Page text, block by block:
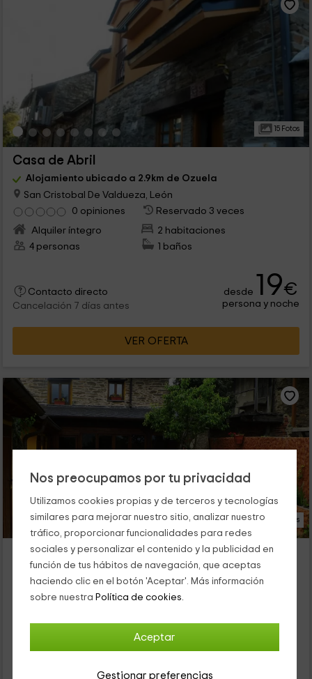
Nos preocupamos por tu privacidad
Utilizamos cookies propias y de terceros y tecnologías
similares para mejorar nuestro sitio, analizar nuestro
tráfico, proporcionar funcionalidades para redes
sociales y personalizar el contenido y la publicidad en
función de tus hábitos de navegación, que aceptas
haciendo clic en el botón 'Aceptar'. Más información
sobre nuestra Política de cookies.
Aceptar
Gestionar preferencias
15 Fotos
Casa de Abril
Alojamiento ubicado a 2.9km de Ozuela
San Cristobal De Valdueza, León
0 opiniones
Reservado 3 veces
Alquiler íntegro
2 habitaciones
4 personas
1 baños
Contacto directo
Cancelación 7 días antes
desde 19€
persona y noche
VER OFERTA
24 Fotos
Casa Rural Fonfaquina
Alojamiento ubicado a 2.9km de Ozuela
San Cristobal De Valdueza, León
0 opiniones
Alquiler íntegro
2 habitaciones
2 baños